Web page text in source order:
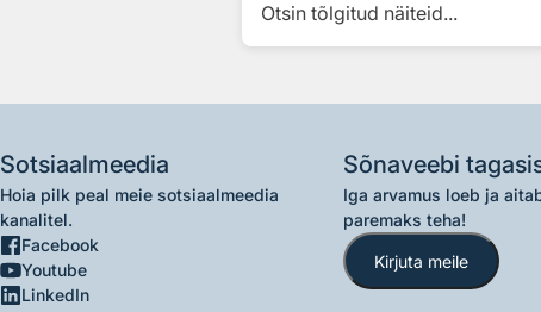
Otsin tõlgitud näiteid...
Sotsiaalmeedia
Hoia pilk peal meie sotsiaalmeedia
kanalitel.
Facebook
Youtube
LinkedIn
Sõnaveebi
Iga arvamus loeb ja
paremaks teha!
Kirjuta meile